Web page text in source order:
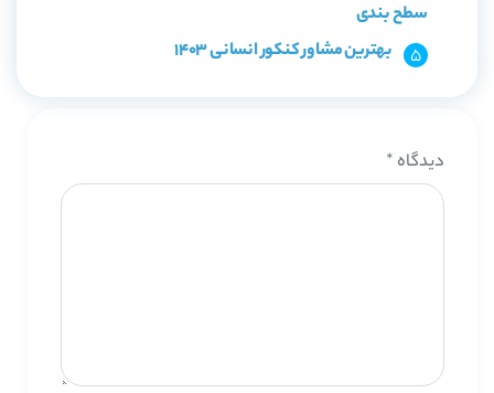
سطح بندی
بهترین مشاور کنکور انسانی 1403
دیدگاه *